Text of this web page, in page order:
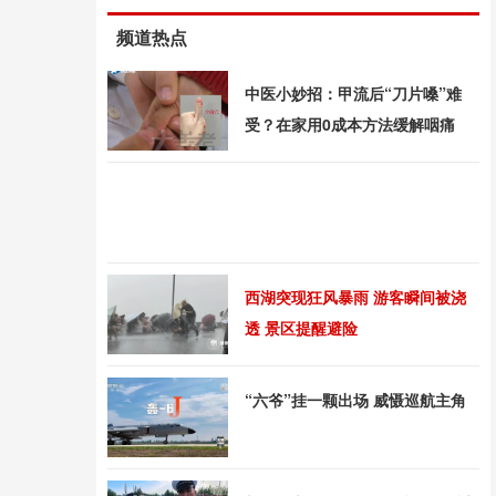
频道热点
中医小妙招：甲流后“刀片嗓”难
受？在家用0成本方法缓解咽痛
西湖突现狂风暴雨 游客瞬间被浇
透 景区提醒避险
“六爷”挂一颗出场 威慑巡航主角